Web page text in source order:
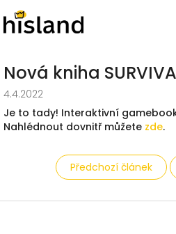
na
obsah
Nová kniha
4.4.2022
Je to tady! Interaktivní
Nahlédnout dovnitř můžete zde.
Předchozí článek